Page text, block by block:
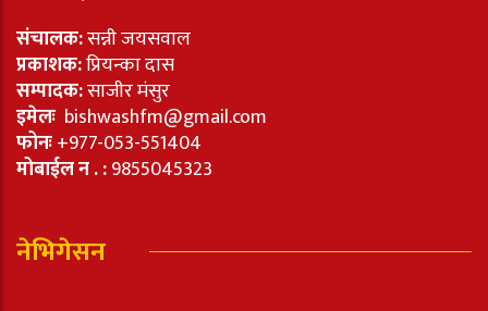
संचालक:सन्नी जयसवाल
प्रकाशक:प्रियन्का दास
सम्पादक:साजीर मंसुर
इमेलः bishwashfm@gmail.com
फोनः+977-053-551404
मोबाईल न . :9855045323
नेभिगेसन